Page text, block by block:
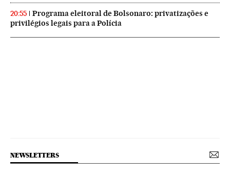
20:55
Programa eleitoral de Bolsonaro: privatizações e
privilégios legais para a Polícia
NEWSLETTERS